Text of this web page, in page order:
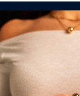
CURA
Quando
asciutto ed
solare